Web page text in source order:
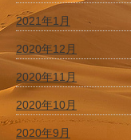
2021年1月
2020年12月
2020年11月
2020年10月
2020年9月